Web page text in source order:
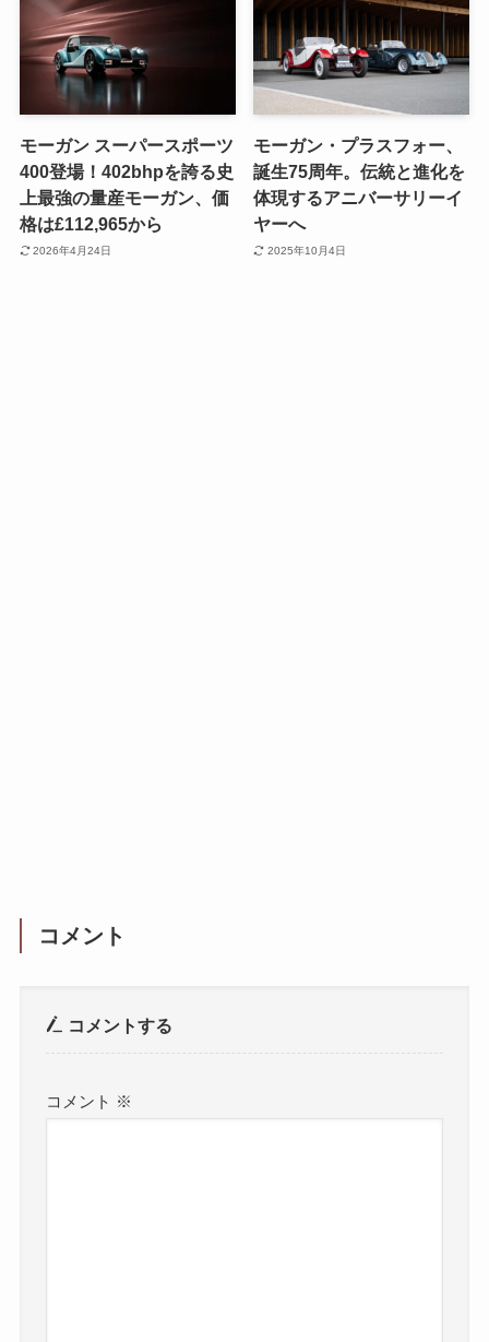
モーガン スーパースポーツ
400登場！402bhpを誇る史
上最強の量産モーガン、価
格は£112,965から
2026年4月24日
モーガン・プラスフォー、
誕生75周年。伝統と進化を
体現するアニバーサリーイ
ヤーへ
2025年10月4日
コメント
コメントする
コメント ※